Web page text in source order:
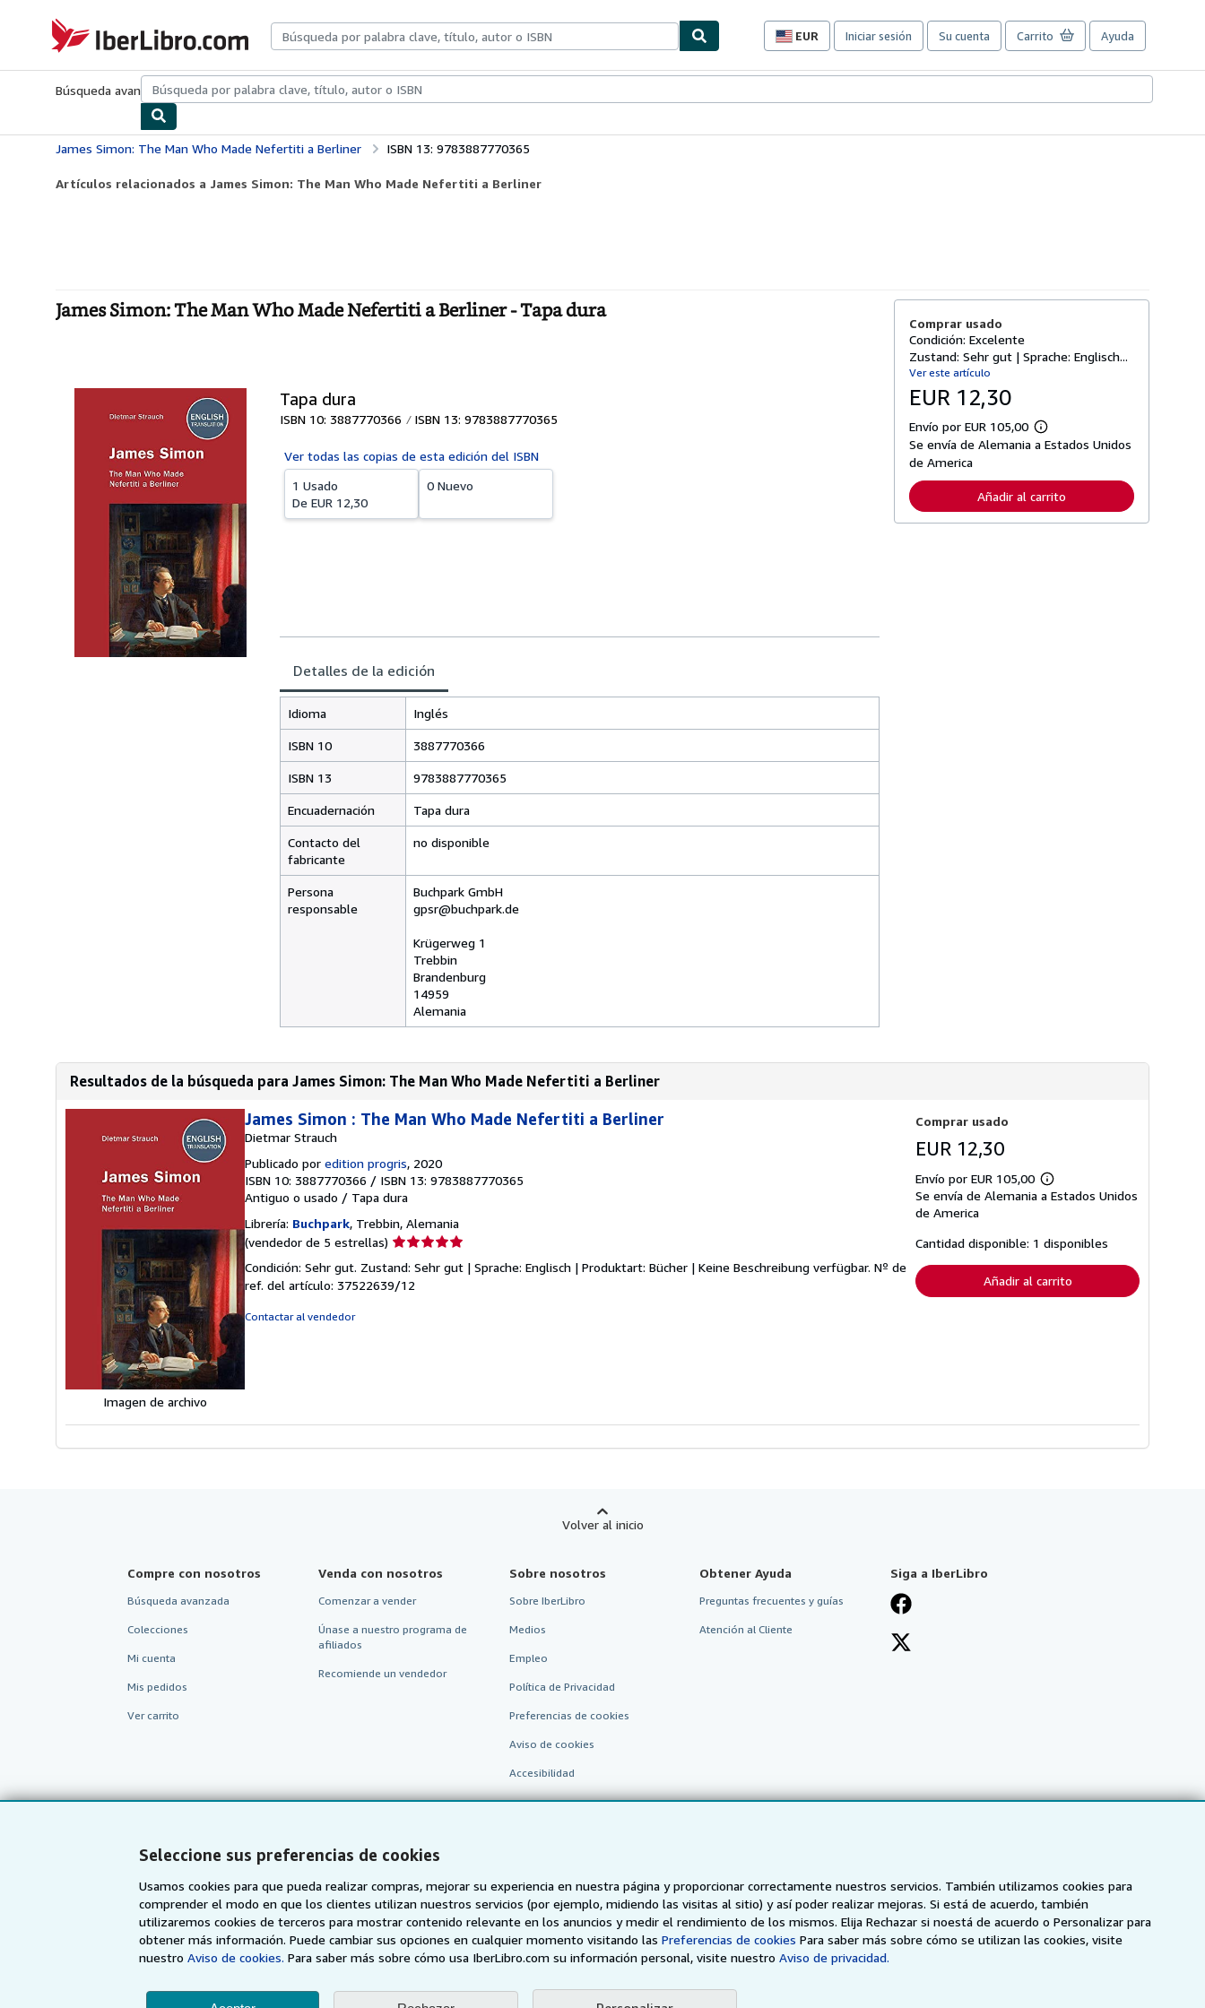
Seleccione sus preferencias de cookies
Usamos cookies para que pueda realizar compras, mejorar su experiencia en nuestra página y proporcionar correctamente nuestros servicios. También utilizamos cookies para
comprender el modo en que los clientes utilizan nuestros servicios (por ejemplo, midiendo las visitas al sitio) y así poder realizar mejoras. Si está de acuerdo, también
utilizaremos cookies de terceros para mostrar contenido relevante en los anuncios y medir el rendimiento de los mismos. Elija Rechazar si noestá de acuerdo o Personalizar para
obtener más información. Puede cambiar sus opciones en cualquier momento visitando las Preferencias de cookies Para saber más sobre cómo se utilizan las cookies, visite
nuestroAviso de cookies. Para saber más sobre cómo usa IberLibro.com su información personal, visite nuestroAviso de privacidad.
IberLibro.com
EUR
Preferencias
compra
sitio.
Iniciar sesión Su cuenta Carrito Ayuda
Búsqueda avanzadaColecciones Libros antiguosArte y coleccionismo
James Simon: The Man Who Made Nefertiti a Berliner ISBN 13: 9783887770365
Artículos relacionados a James Simon: The Man Who Made Nefertiti a Berliner
James Simon: The Man Who Made Nefertiti a Berliner - Tapa dura
Tapa dura
ISBN 10: 3887770366 ISBN 13: 9783887770365
Ver todas las copias de esta edición del ISBN
1 Usado
De EUR 12,30
0 Nuevo
Detalles de la edición
Idioma Inglés
ISBN 10 3887770366
ISBN 13 9783887770365
Encuadernación Tapa dura
Contacto del
fabricante
no disponible
Persona
responsable
Buchpark GmbH
gpsr@buchpark.de
Krügerweg 1
Trebbin
Brandenburg
14959
Alemania
Comprar usado
Condición: Excelente
Zustand: Sehr gut | Sprache: Englisch...
Ver este artículo
EUR 12,30
Envío por EUR 105,00
M
á
f
o
r
Se envía de Alemania a Estados Unidos
de America
Añadir al carrito
Resultados de la búsqueda para James Simon: The Man Who Made Nefertiti a Berliner
Imagen de archivo
James Simon : The Man Who Made Nefertiti a Berliner
Dietmar Strauch
Publicado por edition progris, 2020
ISBN 10: 3887770366 / ISBN 13: 9783887770365
Antiguo o usado / Tapa dura
Librería: Buchpark, Trebbin, Alemania
(vendedor de 5 estrellas) Calificación
vendedor:
5
Condición: Sehr gut. Zustand: Sehr gut | Sprache: Englisch | Produktart: Bücher | Keine Beschreibung verfügbar. Nº de
ref. del artículo: 37522639/12
Contactar al vendedor
Comprar usado
EUR 12,30
Envío por EUR 105,00
Más
información
tarifas
de
envío
Se envía de Alemania a Estados Unidos
de America
Cantidad disponible: 1 disponibles
Añadir al carrito
Volver al inicio
Compre con nosotros
Búsqueda avanzada
Colecciones
Mi cuenta
Mis pedidos
Ver carrito
Venda con nosotros
Comenzar a vender
Únase a nuestro programa de
afiliados
Recomiende un vendedor
Sobre nosotros
Sobre IberLibro
Medios
Empleo
Política de Privacidad
Preferencias de cookies
Aviso de cookies
Accesibilidad
Obtener Ayuda
Preguntas frecuentes y guías
Atención al Cliente
Siga a IberLibro
AbeBooks.com AbeBooks.co.uk AbeBooks.de AbeBooks.fr AbeBooks.it AbeBooks Aus/NZ AbeBooks.ca ZVAB.com
BookFinder.com